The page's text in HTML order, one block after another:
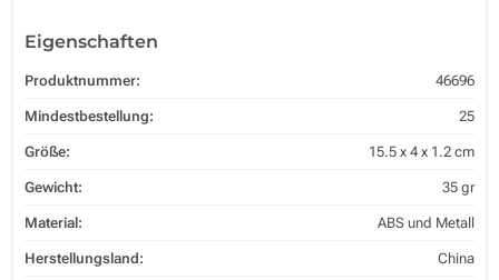
Eigenschaften
Produktnummer: 46696
Mindestbestellung: 25
Größe: 15.5 x 4 x 1.2 cm
Gewicht: 35 gr
Material: ABS und Metall
Herstellungsland: China